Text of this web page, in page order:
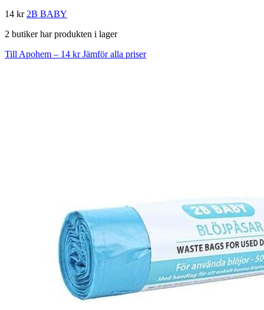
14 kr 2B BABY
2 butiker har produkten i lager
Till Apohem – 14 krJämför alla priser